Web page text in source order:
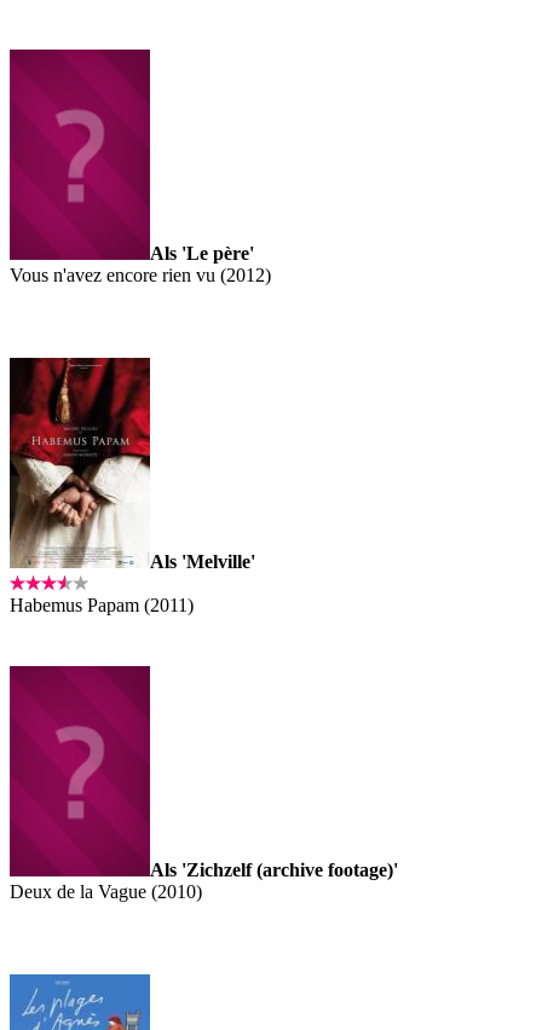
Als 'Le père'
Vous n'avez encore rien vu (2012)
Als 'Melville'
Habemus Papam (2011)
Als 'Zichzelf (archive footage)'
Deux de la Vague (2010)